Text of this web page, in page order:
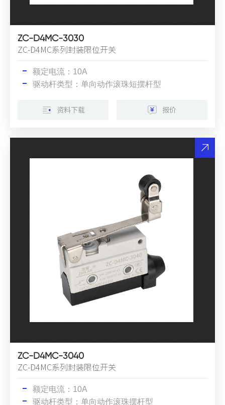
ZC-D4MC-3030
ZC-D4MC系列封装限位开关
额定电流：10A
驱动杆类型：单向动作滚珠短摆杆型
资料下载 报价
ZC-D4MC-3040
ZC-D4MC系列封装限位开关
额定电流：10A
驱动杆类型：单向动作滚珠摆杆型